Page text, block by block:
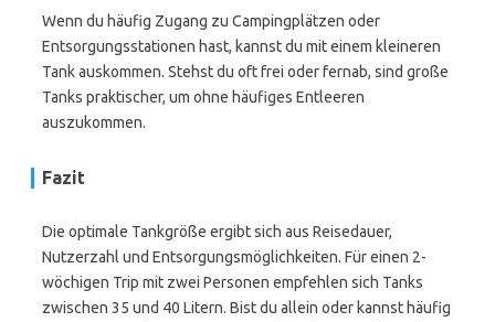
Wenn du häufig Zugang zu Campingplätzen oder
Entsorgungsstationen hast, kannst du mit einem kleineren
Tank auskommen. Stehst du oft frei oder fernab, sind große
Tanks praktischer, um ohne häufiges Entleeren
auszukommen.
Fazit
Die optimale Tankgröße ergibt sich aus Reisedauer,
Nutzerzahl und Entsorgungsmöglichkeiten. Für einen 2-
wöchigen Trip mit zwei Personen empfehlen sich Tanks
zwischen 35 und 40 Litern. Bist du allein oder kannst häufig